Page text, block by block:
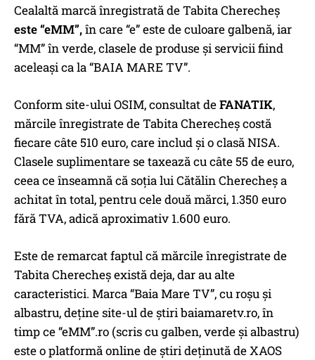
Cealaltă marcă înregistrată de Tabita Cherecheș
este “eMM”,în care “e” este de culoare galbenă, iar
“MM” în verde, clasele de produse și servicii fiind
aceleași ca la “BAIA MARE TV”.
Conform site-ului OSIM, consultat deFANATIK,
mărcile înregistrate de Tabita Cherecheș costă
fiecare câte 510 euro, care includ și o clasă NISA.
Clasele suplimentare se taxează cu câte 55 de euro,
ceea ce înseamnă că soția lui Cătălin Cherecheș a
achitat în total, pentru cele două mărci, 1.350 euro
fără TVA, adică aproximativ 1.600 euro.
Este de remarcat faptul că mărcile înregistrate de
Tabita Cherecheș există deja, dar au alte
caracteristici. Marca “Baia Mare TV”, cu roșu și
albastru, deține site-ul de știri baiamaretv.ro, în
timp ce “eMM”.ro (scris cu galben, verde și albastru)
este o platformă online de știri deținută de XAOS